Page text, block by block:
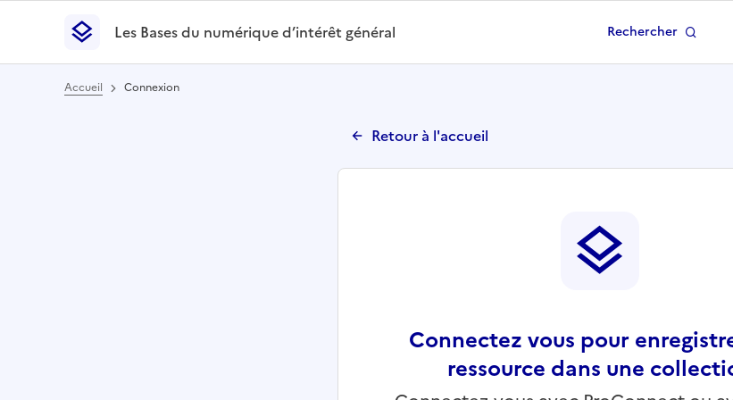
Les Bases du numérique d’intérêt général- Retour à la page d'accueil
Les Bases du numérique d’intérêt général
Rechercher
Accueil Connexion
Retour à l'accueil
Connectez vous pour
ressource dans une